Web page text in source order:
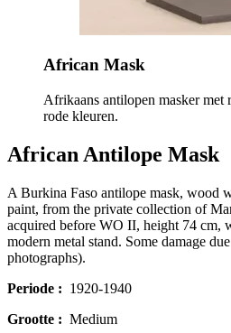
African Mask
Afrikaans antilopen masker met
rode kleuren.
African Antilope Mask
A Burkina Faso antilope mask, wood
paint, from the private collection of
acquired before WO II, height 74 cm,
modern metal stand. Some damage
photographs).
Periode : 1920-1940
Grootte : Medium